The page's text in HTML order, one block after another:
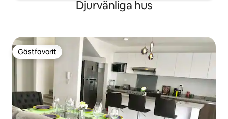
Djurvänliga hus
Gästfavorit
Gästfavorit